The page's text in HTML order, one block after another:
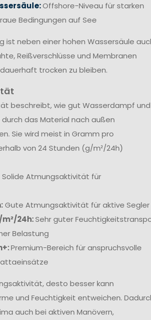
Offshore-Niveau für starken
Bedingungen auf See
ist neben einer hohen Wassersäule
Reißverschlüsse und Membranen
trocken zu bleiben.
beschreibt, wie gut Wasserdampf und
das Material nach außen
Sie wird meist in Gramm pro
von 24 Stunden (g/m²/24h)
Solide Atmungsaktivität für
Gute Atmungsaktivität für aktive Segler
m²/24h:Sehr guter
Belastung
Premium-Bereich für anspruchsvolle
desto besser kann
und Feuchtigkeit entweichen.
auch bei aktiven Manövern,